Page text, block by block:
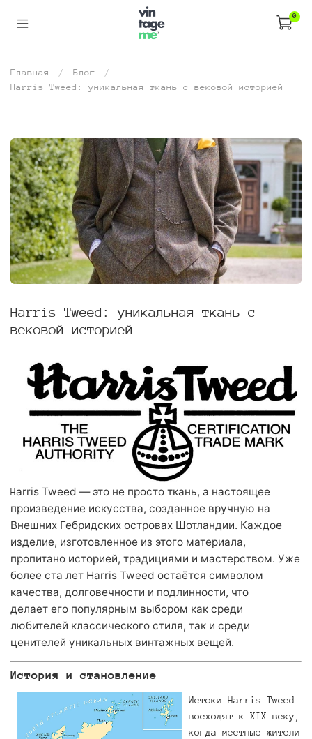
0
Главная
Блог
Harris Tweed: уникальная ткань с вековой историей
Harris Tweed: уникальная ткань с
вековой историей
Harris Tweed — это не просто ткань, а настоящее
произведение искусства, созданное вручную на
Внешних Гебридских островах Шотландии. Каждое
изделие, изготовленное из этого материала,
пропитано историей, традициями и мастерством. Уже
более ста лет Harris Tweed остаётся символом
качества, долговечности и подлинности, что
делает его популярным выбором как среди
любителей классического стиля, так и среди
ценителей уникальных винтажных вещей.
История и становление
Истоки Harris Tweed
восходят к XIX веку,
когда местные жители